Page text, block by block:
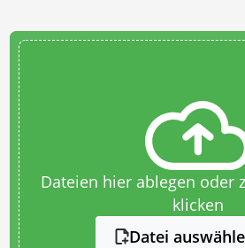
Dateien hier ablegen oder
klicken
Datei